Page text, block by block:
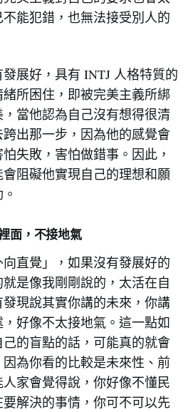
能犯錯，也無法接受別人的
展好，具有 INTJ 人格特質的
所困住，即被完美主義所綁
當他認為自己沒有想得很清
出那一步，因為他的感覺會
失敗，害怕做錯事。因此，
阻礙他實現自己的理想和願
面，不接地氣
直覺」，如果沒有發展好的
是像我剛剛說的，太活在自
現說其實你講的未來，你講
好像不太接地氣。這一點如
的盲點的話，可能真的就會
為你看的比較是未來性、前
家會覺得說，你好像不懂民
解決的事情，你可不可以先